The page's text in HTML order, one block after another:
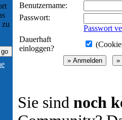
zu
Benutzername:
Passwort:
Passwort
Dauerhaft
einloggen?
Sie sind noch